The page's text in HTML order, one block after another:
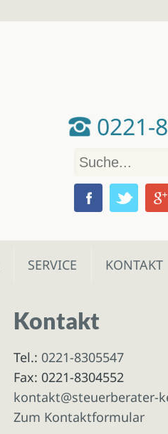
0221-
SERVICE KONTAKT
Kontakt
Tel.: 0221-8305547
Fax: 0221-8304552
kontakt@steuerberater-
Zum Kontaktformular